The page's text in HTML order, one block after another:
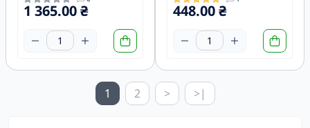
1 365.00 ₴ 448.00 ₴
1 2 > >|